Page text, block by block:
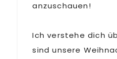
anzuschauen!
Ich verstehe dich
sind unsere